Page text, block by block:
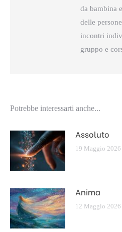
da bambina
delle
incontri
gruppo e
Potrebbe interessarti anche...
Assoluto
19 Maggio 2026
Anima
12 Maggio 2026